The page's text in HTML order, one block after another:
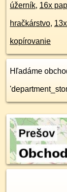
úžerník, 16x
hračkárstvo,
kopírovanie
Hľadáme